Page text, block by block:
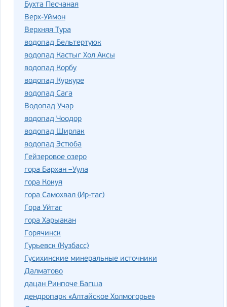
Бухта Песчаная
Верх-Уймон
Верхняя Тура
водопад Бельтертуюк
водопад Кастыг Хол Аксы
водопад Корбу
водопад Куркуре
водопад Сага
Водопад Учар
водопад Чоодор
водопад Ширлак
водопад Эстюба
Гейзеровое озеро
гора Бархан –Уула
гора Кокуя
гора Самохвал (Ир-таг)
Гора Уйтаг
гора Харыакан
Горячинск
Гурьевск (Кузбасс)
Гусихинские минеральные источники
Далматово
дацан Ринпоче Багша
дендропарк «Алтайское Холмогорье»